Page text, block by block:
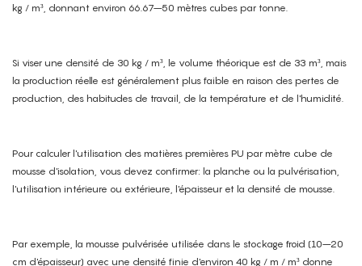
kg / m³, donnant environ 66.67–50 mètres cubes par tonne.
Si viser une densité de 30 kg / m³, le volume théorique est de 33 m³, mais
la production réelle est généralement plus faible en raison des pertes de
production, des habitudes de travail, de la température et de l'humidité.
Pour calculer l'utilisation des matières premières PU par mètre cube de
mousse d'isolation, vous devez confirmer: la planche ou la pulvérisation,
l'utilisation intérieure ou extérieure, l'épaisseur et la densité de mousse.
Par exemple, la mousse pulvérisée utilisée dans le stockage froid (10–20
cm d'épaisseur) avec une densité finie d'environ 40 kg / m / m³ donne